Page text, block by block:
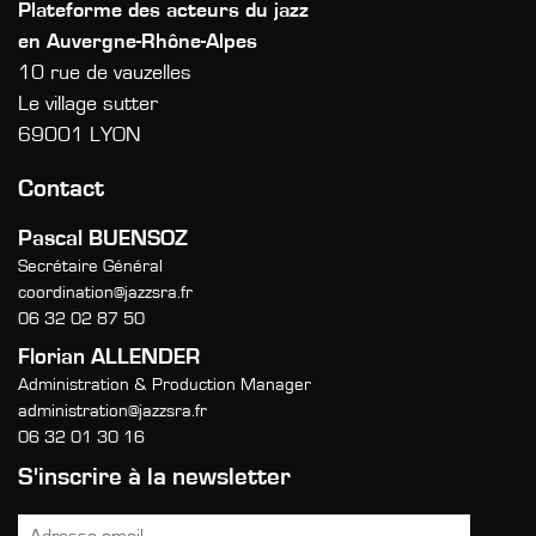
Plateforme des acteurs du jazz
en Auvergne-Rhône-Alpes
10 rue de vauzelles
Le village sutter
69001 LYON
Contact
Pascal BUENSOZ
Secrétaire Général
coordination@jazzsra.fr
06 32 02 87 50
Florian ALLENDER
Administration & Production Manager
administration@jazzsra.fr
06 32 01 30 16
S'inscrire à la newsletter